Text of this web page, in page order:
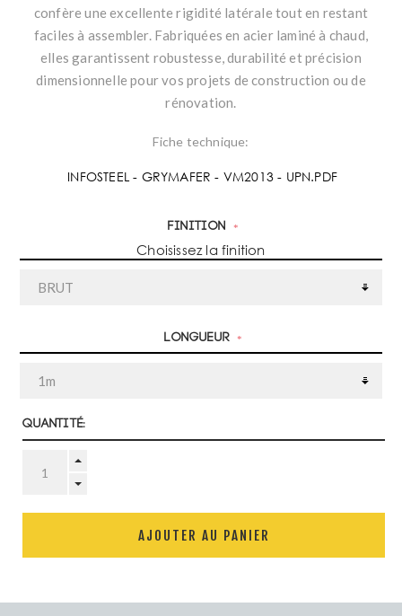
confère une excellente rigidité latérale tout en restant
faciles à assembler. Fabriquées en acier laminé à chaud,
elles garantissent robustesse, durabilité et précision
dimensionnelle pour vos projets de construction ou de
rénovation.
Fiche technique:
INFOSTEEL - GRYMAFER - VM2013 - UPN.PDF
Finition *
Choisissez la finition
Longueur *
Quantité:
AJOUTER AU PANIER